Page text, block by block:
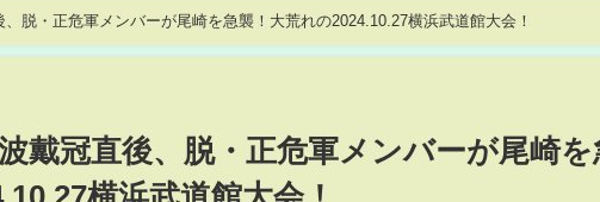
、脱・正危軍メンバーが尾崎を急襲！大荒れの2024.10.27横浜武道館大会！
戴冠直後、脱・正危軍メンバーが尾崎を
横浜武道館大会！